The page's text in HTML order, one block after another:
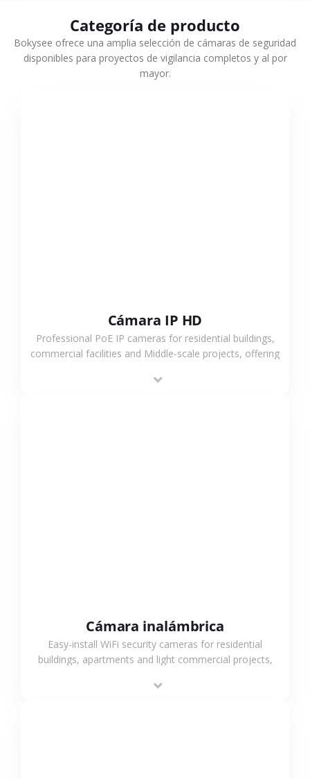
Categoría de producto
Bokysee ofrece una amplia selección de cámaras de seguridad
disponibles para proyectos de vigilancia completos y al por
mayor.
Cámara IP HD
Professional PoE IP cameras for residential buildings,
commercial facilities and Middle-scale projects, offering
support.
Cámara inalámbrica
Easy-install WiFi security cameras for residential
buildings, apartments and light commercial projects,
surveillance solutions.